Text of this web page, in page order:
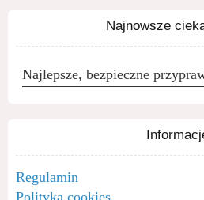
Najnowsze
Najlepsze, bezpieczne
Regulamin